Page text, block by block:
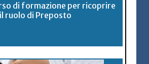
di formazione per ricoprire
il ruolo di Preposto